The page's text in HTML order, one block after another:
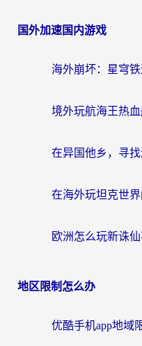
国外加速国内游戏
地区限制怎么办